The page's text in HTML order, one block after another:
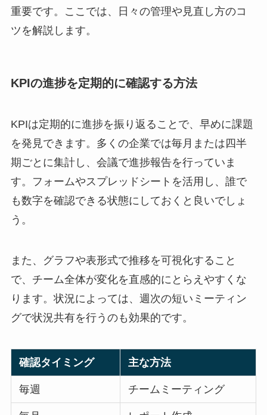
重要です。ここでは、日々の管理や見直し方のコ
ツを解説します。
KPIの進捗を定期的に確認する方法
KPIは定期的に進捗を振り返ることで、早めに課題
を発見できます。多くの企業では毎月または四半
期ごとに集計し、会議で進捗報告を行っていま
す。フォームやスプレッドシートを活用し、誰で
も数字を確認できる状態にしておくと良いでしょ
う。
また、グラフや表形式で推移を可視化すること
で、チーム全体が変化を直感的にとらえやすくな
ります。状況によっては、週次の短いミーティン
グで状況共有を行うのも効果的です。
確認タイミング 主な方法
毎週 チームミーティング